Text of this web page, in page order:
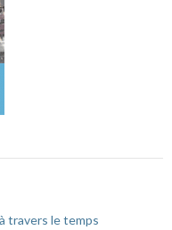
travers le temps